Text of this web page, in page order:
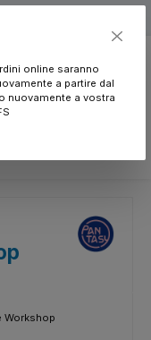
online saranno
a partire dal
nuovamente a vostra